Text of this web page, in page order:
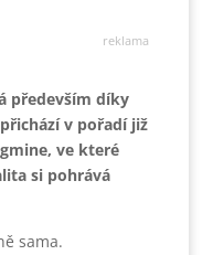
reklama
především díky
v pořadí již
ve které
si pohrává
sama.